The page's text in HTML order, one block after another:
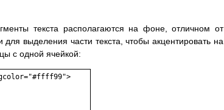
текста располагаются на фоне, отличном от
выделения части текста, чтобы акцентировать на
с одной ячейкой: